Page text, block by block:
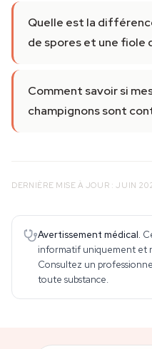
Quelle est la
de spores et une fiole
Comment savoir si
champignons sont
DERNIÈRE MISE À JOUR : JUIN
Avertissement médical.
informatif uniquement et
Consultez un
toute substance.